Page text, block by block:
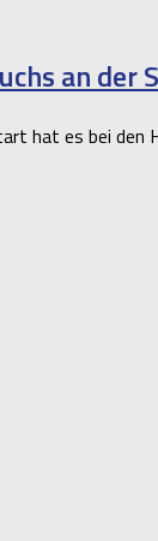
an der
hat es bei den